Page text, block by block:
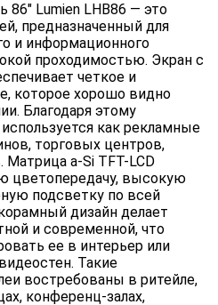
86" Lumien LHB86 — это
предназначенный для
и информационного
проходимостью. Экран с
четкое и
которое хорошо видно
Благодаря этому
как рекламные
торговых центров,
a-Si TFT-LCD
цветопередачу, высокую
подсветку по всей
дизайн делает
и современной, что
ее в интерьер или
Такие
востребованы в ритейле,
конференц-залах,